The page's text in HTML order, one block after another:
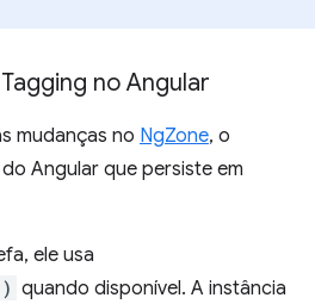
no Angular
mudanças no NgZone, o
Angular que persiste em
ele usa
quando disponível. A instância